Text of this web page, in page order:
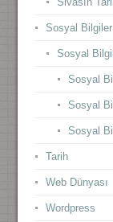
Sosyal Bilgiler
Sosyal
Sosyal
Sosyal
Sosyal
Tarih
Web Dünyası
Wordpress